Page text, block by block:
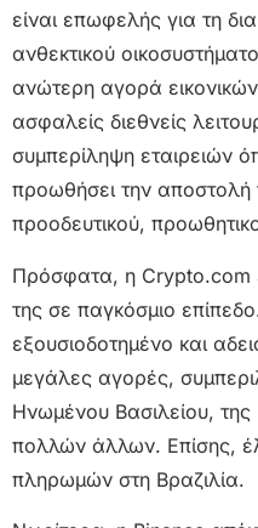
είναι επωφελής για τη
ανθεκτικού
ανώτερη αγορά
ασφαλείς διεθνείς
συμπερίληψη εταιρειών
προωθήσει την αποστολή
προοδευτικού,
Πρόσφατα, η Crypto.com
της σε παγκόσμιο
εξουσιοδοτημένο και
μεγάλες αγορές,
Ηνωμένου Βασιλείου, της
πολλών άλλων. Επίσης,
πληρωμών στη Βραζιλία.